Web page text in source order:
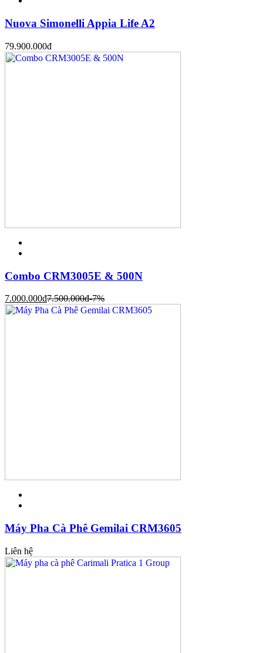
Nuova Simonelli Appia Life A2
79.900.000đ
Combo CRM3005E & 500N
7.000.000đ7.500.000đ-7%
Máy Pha Cà Phê Gemilai CRM3605
Liên hệ